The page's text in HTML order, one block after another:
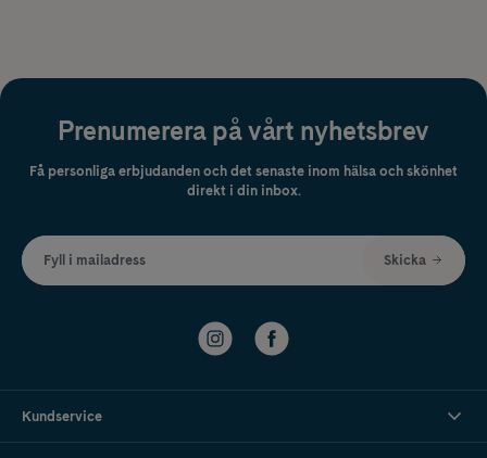
Prenumerera på vårt nyhetsbrev
Få personliga erbjudanden och det senaste inom hälsa och skönhet
direkt i din inbox.
Fyll i mailadress Skicka
Kundservice